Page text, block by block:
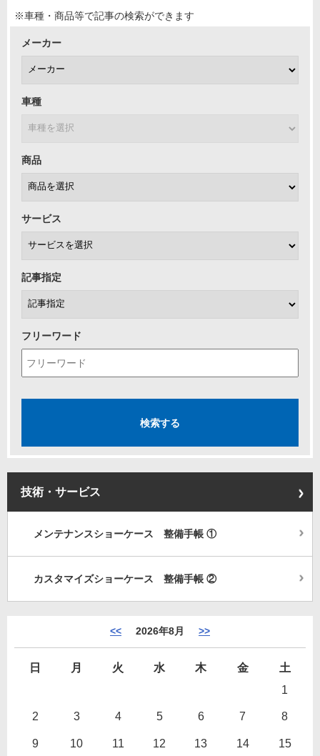
※車種・商品等で記事の検索ができます
メーカー
車種
商品
サービス
記事指定
フリーワード
技術・サービス
メンテナンスショーケース 整備手帳 ①
カスタマイズショーケース 整備手帳 ②
<< 2026年8月 >>
日 月 火 水 木 金
土
1
2 3 4 5 6 7 8
9 10 11 12 13 14 15